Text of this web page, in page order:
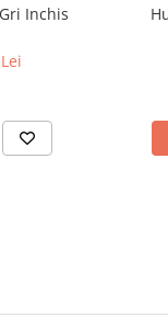
Inchis